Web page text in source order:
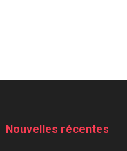
Nouvelles récentes